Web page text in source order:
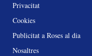
Privacitat
Cookies
Publicitat a Roses al dia
Nosaltres